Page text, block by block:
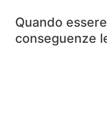
Quando
conseguenze